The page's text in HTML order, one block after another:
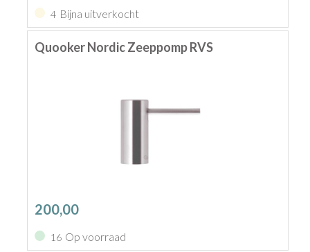
4 Bijna uitverkocht
Quooker Nordic Zeeppomp RVS
200,00
16 Op voorraad